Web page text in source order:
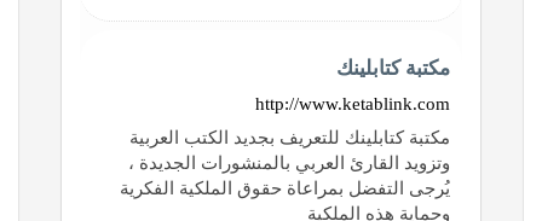
مكتبة كتابلينك
http://www.ketablink.com
مكتبة كتابلينك للتعريف بجديد الكتب العربية
وتزويد القارئ العربي بالمنشورات الجديدة ،
يُرجى التفضل بمراعاة حقوق الملكية الفكرية
وحماية هذه الملكية